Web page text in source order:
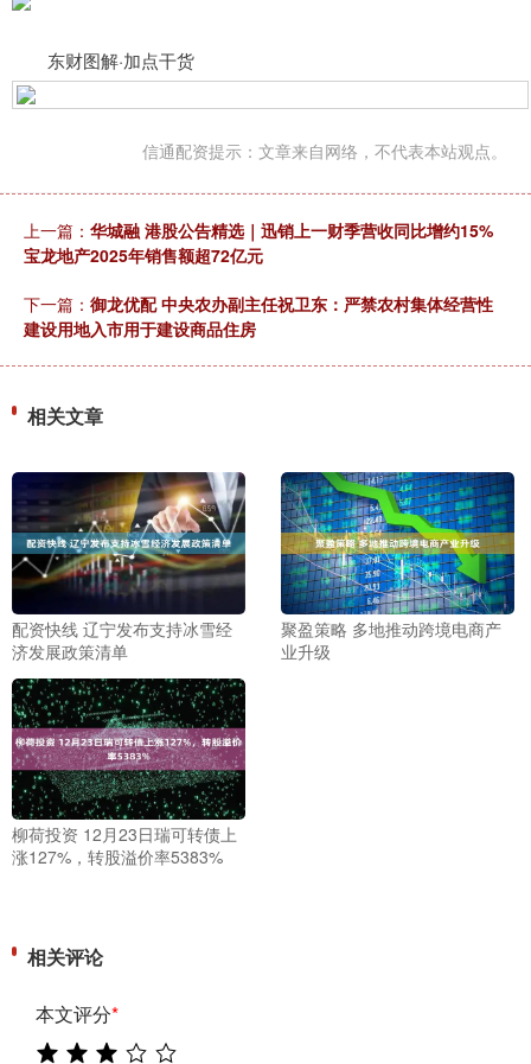
东财图解·加点干货
信通配资提示：文章来自网络，不代表本站观点。
上一篇： 华城融 港股公告精选｜迅销上一财季营收同比增约15%
宝龙地产2025年销售额超72亿元
下一篇： 御龙优配 中央农办副主任祝卫东：严禁农村集体经营性
建设用地入市用于建设商品住房
相关文章
配资快线 辽宁发布支持冰雪经
济发展政策清单
聚盈策略 多地推动跨境电商产
业升级
柳荷投资 12月23日瑞可转债上
涨127%，转股溢价率5383%
相关评论
本文评分*